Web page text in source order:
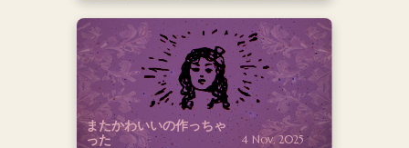
またかわいいの作っちゃ
った
4 Nov. 2025